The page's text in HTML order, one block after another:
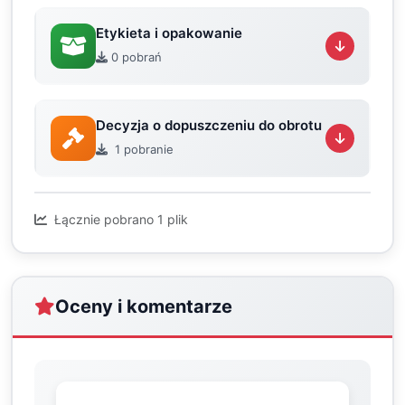
Etykieta i opakowanie
0 pobrań
Decyzja o dopuszczeniu do obrotu
1 pobranie
Łącznie pobrano 1 plik
Oceny i komentarze